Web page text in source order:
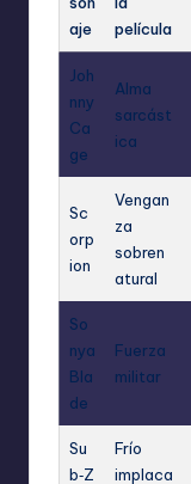
aje
película
Joh
nny
Ca
ge
Alma
sarcást
ica
Sc
orp
ion
Vengan
za
sobren
atural
So
nya
Bla
de
Fuerza
militar
Su
b‑Z
Frío
implaca